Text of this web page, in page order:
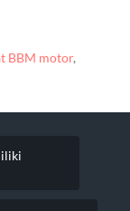
BBM motor,